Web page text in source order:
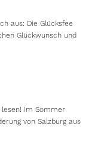
aus: Die Glücksfee
Glückwunsch und
Im Sommer
von Salzburg aus